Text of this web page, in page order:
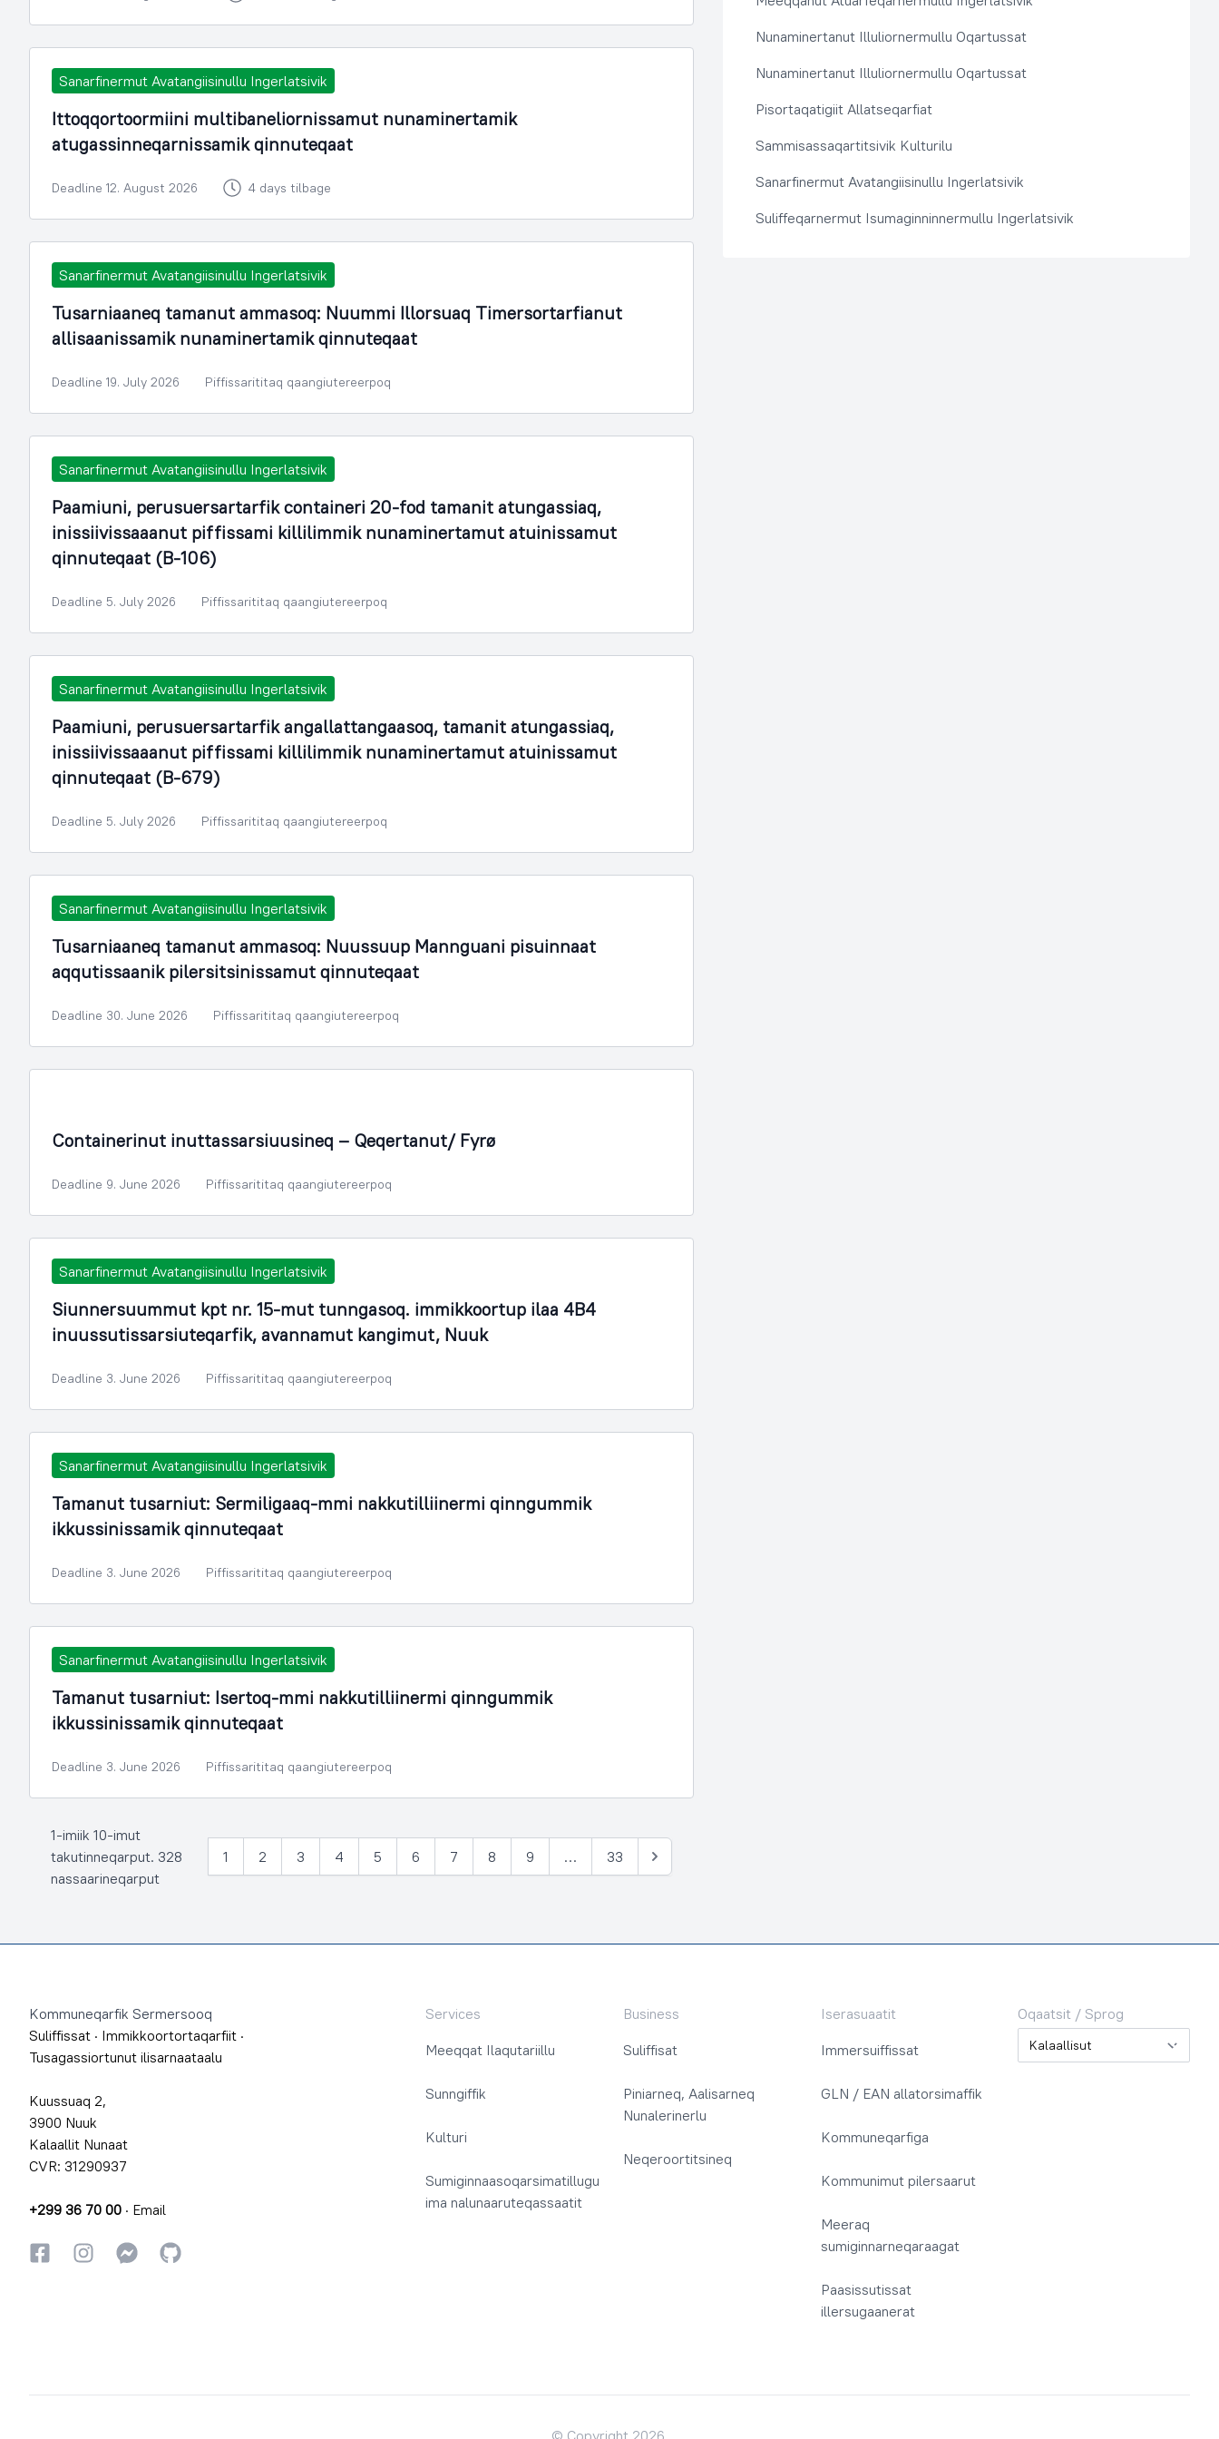
Sanarfinermut Avatangiisinullu Ingerlatsivik
Ittoqqortoormiini multibaneliornissamut nunaminertamik
atugassinneqarnissamik qinnuteqaat
Deadline 12. August 2026 4 days tilbage
Sanarfinermut Avatangiisinullu Ingerlatsivik
Tusarniaaneq tamanut ammasoq: Nuummi Illorsuaq Timersortarfianut
allisaanissamik nunaminertamik qinnuteqaat
Deadline 19. July 2026 Piffissarititaq qaangiutereerpoq
Sanarfinermut Avatangiisinullu Ingerlatsivik
Paamiuni, perusuersartarfik containeri 20-fod tamanit atungassiaq,
inissiivissaaanut piffissami killilimmik nunaminertamut atuinissamut
qinnuteqaat (B-106)
Deadline 5. July 2026 Piffissarititaq qaangiutereerpoq
Sanarfinermut Avatangiisinullu Ingerlatsivik
Paamiuni, perusuersartarfik angallattangaasoq, tamanit atungassiaq,
inissiivissaaanut piffissami killilimmik nunaminertamut atuinissamut
qinnuteqaat (B-679)
Deadline 5. July 2026 Piffissarititaq qaangiutereerpoq
Sanarfinermut Avatangiisinullu Ingerlatsivik
Tusarniaaneq tamanut ammasoq: Nuussuup Mannguani pisuinnaat
aqqutissaanik pilersitsinissamut qinnuteqaat
Deadline 30. June 2026 Piffissarititaq qaangiutereerpoq
Containerinut inuttassarsiuusineq – Qeqertanut/ Fyrø
Deadline 9. June 2026 Piffissarititaq qaangiutereerpoq
Sanarfinermut Avatangiisinullu Ingerlatsivik
Siunnersuummut kpt nr. 15-mut tunngasoq. immikkoortup ilaa 4B4
inuussutissarsiuteqarfik, avannamut kangimut, Nuuk
Deadline 3. June 2026 Piffissarititaq qaangiutereerpoq
Sanarfinermut Avatangiisinullu Ingerlatsivik
Tamanut tusarniut: Sermiligaaq-mmi nakkutilliinermi qinngummik
ikkussinissamik qinnuteqaat
Deadline 3. June 2026 Piffissarititaq qaangiutereerpoq
Sanarfinermut Avatangiisinullu Ingerlatsivik
Tamanut tusarniut: Isertoq-mmi nakkutilliinermi qinngummik
ikkussinissamik qinnuteqaat
Deadline 3. June 2026 Piffissarititaq qaangiutereerpoq
1-imiik 10-imut
takutinneqarput. 328
nassaarineqarput
1 2 3 4 5 6 7 8 9 … 33
Tullia
Nunaminertanut Illuliornermullu Oqartussat
Nunaminertanut Illuliornermullu Oqartussat
Pisortaqatigiit Allatseqarfiat
Sammisassaqartitsivik Kulturilu
Sanarfinermut Avatangiisinullu Ingerlatsivik
Suliffeqarnermut Isumaginninnermullu Ingerlatsivik
Kommuneqarfik Sermersooq
Suliffissat · Immikkoortortaqarfiit ·
Tusagassiortunut ilisarnaataalu
Kuussuaq 2,
3900 Nuuk
Kalaallit Nunaat
CVR: 31290937
+299 36 70 00 · Email
FacebookkiInstagrammiInstagrammi
GitHub
Services
Meeqqat Ilaqutariillu
Sunngiffik
Kulturi
Sumiginnaasoqarsimatillugu
ima nalunaaruteqassaatit
Business
Suliffisat
Piniarneq, Aalisarneq
Nunalerinerlu
Neqeroortitsineq
Iserasuaatit
Immersuiffissat
GLN / EAN allatorsimaffik
Kommuneqarfiga
Kommunimut pilersaarut
Meeraq
sumiginnarneqaraagat
Paasissutissat
illersugaanerat
Oqaatsit / Sprog
Oqaatsit / Sprog
© Copyright 2026.